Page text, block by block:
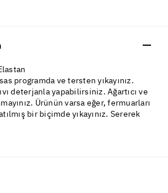
programda ve tersten yıkayınız.
deterjanla yapabilirsiniz. Ağartıcı ve
Ürünün varsa eğer, fermuarları
bir biçimde yıkayınız. Sererek